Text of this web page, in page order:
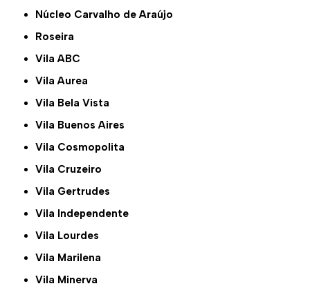
Núcleo Carvalho de Araújo
Roseira
Vila ABC
Vila Aurea
Vila Bela Vista
Vila Buenos Aires
Vila Cosmopolita
Vila Cruzeiro
Vila Gertrudes
Vila Independente
Vila Lourdes
Vila Marilena
Vila Minerva